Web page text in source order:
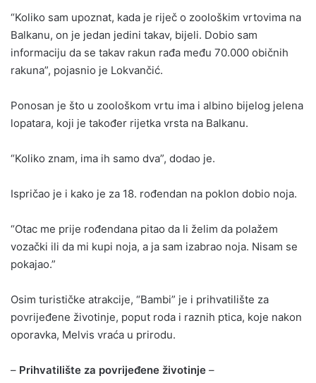
“Koliko sam upoznat, kada je riječ o zoološkim vrtovima na
Balkanu, on je jedan jedini takav, bijeli. Dobio sam
informaciju da se takav rakun rađa među 70.000 običnih
rakuna”, pojasnio je Lokvančić.
Ponosan je što u zoološkom vrtu ima i albino bijelog jelena
lopatara, koji je također rijetka vrsta na Balkanu.
“Koliko znam, ima ih samo dva”, dodao je.
Ispričao je i kako je za 18. rođendan na poklon dobio noja.
“Otac me prije rođendana pitao da li želim da polažem
vozački ili da mi kupi noja, a ja sam izabrao noja. Nisam se
pokajao.”
Osim turističke atrakcije, “Bambi” je i prihvatilište za
povrijeđene životinje, poput roda i raznih ptica, koje nakon
oporavka, Melvis vraća u prirodu.
– Prihvatilište za povrijeđene životinje –